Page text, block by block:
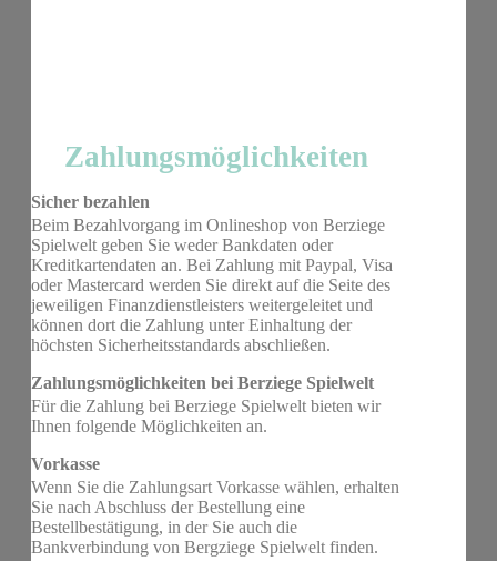
Zahlungsmöglichkeiten
Sicher bezahlen
Beim Bezahlvorgang im Onlineshop von Berziege
Spielwelt geben Sie weder Bankdaten oder
Kreditkartendaten an. Bei Zahlung mit Paypal, Visa
oder Mastercard werden Sie direkt auf die Seite des
jeweiligen Finanzdienstleisters weitergeleitet und
können dort die Zahlung unter Einhaltung der
höchsten Sicherheitsstandards abschließen.
Zahlungsmöglichkeiten bei Berziege Spielwelt
Für die Zahlung bei Berziege Spielwelt bieten wir
Ihnen folgende Möglichkeiten an.
Vorkasse
Wenn Sie die Zahlungsart Vorkasse wählen, erhalten
Sie nach Abschluss der Bestellung eine
Bestellbestätigung, in der Sie auch die
Bankverbindung von Bergziege Spielwelt finden.